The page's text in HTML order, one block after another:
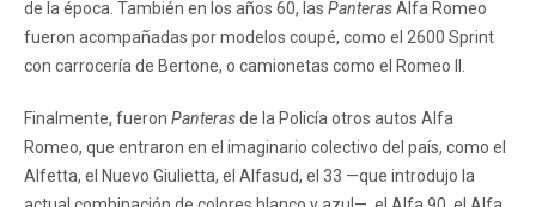
de la época. También en los años 60, las PanterasAlfa Romeo
fueron acompañadas por modelos coupé, como el 2600 Sprint
con carrocería de Bertone, o camionetas como el Romeo II.
Finalmente, fueron Panterasde la Policía otros autos Alfa
Romeo, que entraron en el imaginario colectivo del país, como el
Alfetta, el Nuevo Giulietta, el Alfasud, el 33 —que introdujo la